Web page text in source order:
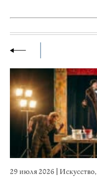
29 июля 2026 Искусство,